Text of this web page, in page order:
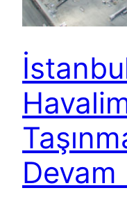
Devam